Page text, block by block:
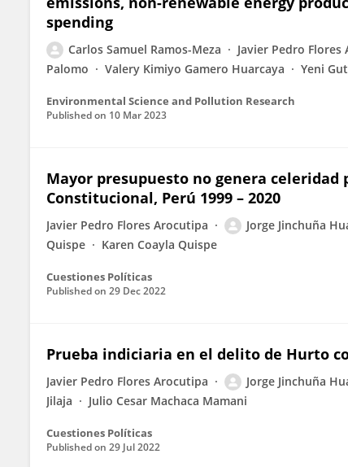
spending
Carlos Samuel Ramos-Meza Javier Pedro Flores
Palomo
Valery Kimiyo Gamero Huarcaya Yeni
Environmental Science and Pollution Research
Published on 10 Mar 2023
Mayor presupuesto no genera
Constitucional, Perú 1999 – 2020
Javier Pedro Flores Arocutipa Jorge Jinchuña
Quispe
Karen Coayla Quispe
Cuestiones Políticas
Published on 29 Dec 2022
Prueba indiciaria en el delito de Hurto
Javier Pedro Flores Arocutipa Jorge Jinchuña
Jilaja
Julio Cesar Machaca Mamani
Cuestiones Políticas
Published on 29 Jul 2022